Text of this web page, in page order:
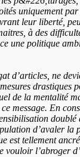
uniquement
leur liberté,
à des
une politique
d’articles, ne
drastiques
de la mentalité
message. En
doublé
d’avaler la
est tellement
vouloir l’abroger